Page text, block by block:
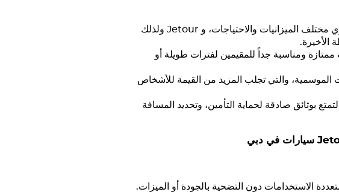
Jetour ولذلك
الأخيرة.
هي قيمة ممتازة ومناسبة جداً للمقيمين لفترات طويلة أو
والتي تجلب المزيد من القيمة للأشخاص
بوثائق صادقة لحماية التأمين، وتحديد المسافة
سيارات في دبي
الاستخدامات دون التضحية بالجودة أو الميزات.